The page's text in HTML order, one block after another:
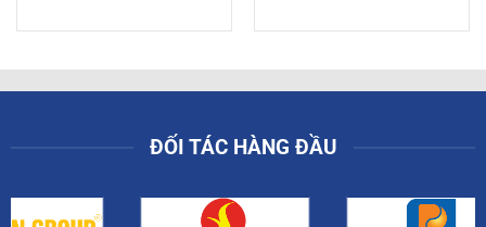
ĐỐI TÁC HÀNG ĐẦU